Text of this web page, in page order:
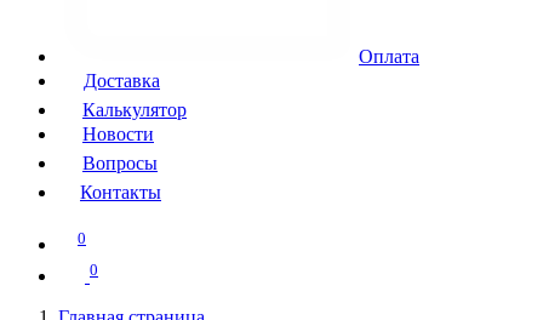
Оплата
Доставка
Калькулятор
Новости
Вопросы
Контакты
0
0